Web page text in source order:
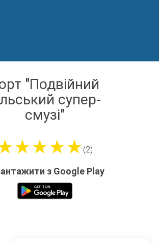
"Подвійний
супер-
смузі"
(2)
з Google Play